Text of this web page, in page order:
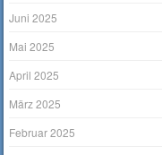
Juni 2025
Mai 2025
April 2025
März 2025
Februar 2025